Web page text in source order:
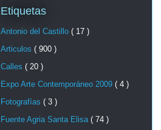
Etiquetas
Antonio del Castillo ( 17 )
Articulos ( 900 )
Calles ( 20 )
Expo Arte Contemporáneo 2009 ( 4 )
Fotografías ( 3 )
Fuente Agria Santa Elisa ( 74 )